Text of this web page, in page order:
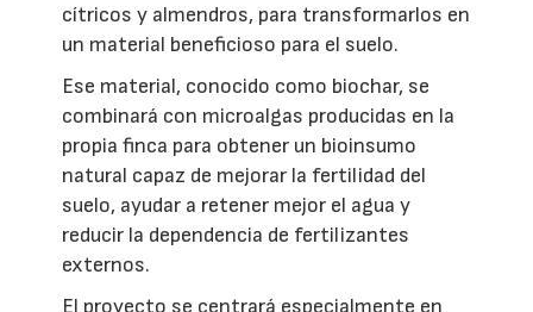
cítricos y almendros, para transformarlos en
un material beneficioso para el suelo.
Ese material, conocido como biochar, se
combinará con microalgas producidas en la
propia finca para obtener un bioinsumo
natural capaz de mejorar la fertilidad del
suelo, ayudar a retener mejor el agua y
reducir la dependencia de fertilizantes
externos.
El proyecto se centrará especialmente en